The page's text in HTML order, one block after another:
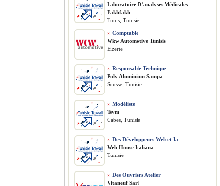
Laboratoire D’analyses Médicales
Fakhfakh
Tunis, Tunisie
›› Comptable
Wkw Automotive Tunisie
Bizerte
›› Responsable Technique
Poly Aluminium Sampa
Sousse, Tunisie
›› Modéliste
Tsvm
Gabes, Tunisie
›› Des Développeurs Web et Ia
Web House Italiana
Tunisie
›› Des Ouvriers Atelier
Vitaneuf Sarl